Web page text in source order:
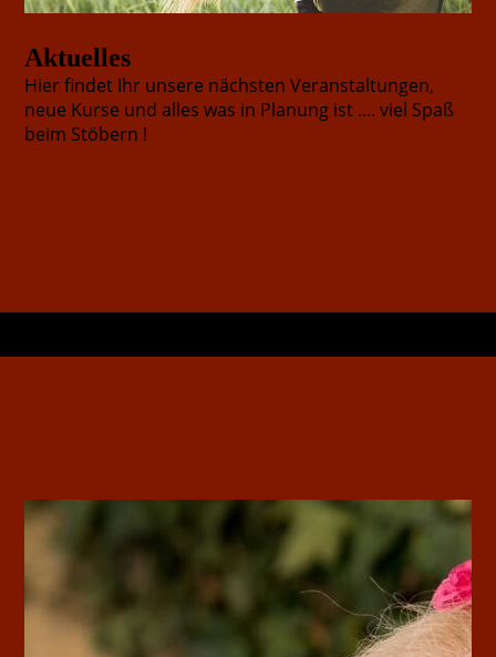
Aktuelles
Hier findet Ihr unsere nächsten Veranstaltungen,
neue Kurse und alles was in Planung ist .... viel Spaß
beim Stöbern !